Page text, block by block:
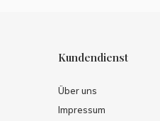
Kundendienst
Über uns
Impressum